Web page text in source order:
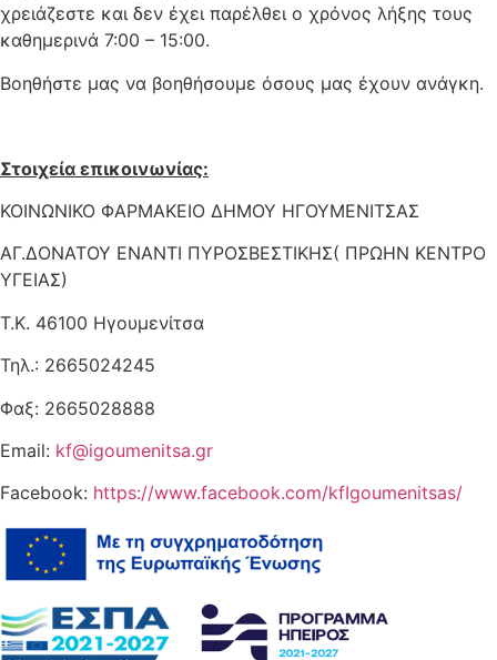
χρειάζεστε και δεν έχει παρέλθει ο χρόνος λήξης τους
καθημερινά 7:00 – 15:00.
Βοηθήστε μας να βοηθήσουμε όσους μας έχουν ανάγκη.
Στοιχεία επικοινωνίας:
ΚΟΙΝΩΝΙΚΟ ΦΑΡΜΑΚΕΙΟ ΔΗΜΟΥ ΗΓΟΥΜΕΝΙΤΣΑΣ
ΑΓ.ΔΟΝΑΤΟΥ ΕΝΑΝΤΙ ΠΥΡΟΣΒΕΣΤΙΚΗΣ( ΠΡΩΗΝ ΚΕΝΤΡΟ
ΥΓΕΙΑΣ)
Τ.Κ. 46100 Ηγουμενίτσα
Τηλ.: 2665024245
Φαξ: 2665028888
Email: kf@igoumenitsa.gr
Facebook: https://www.facebook.com/kfIgoumenitsas/